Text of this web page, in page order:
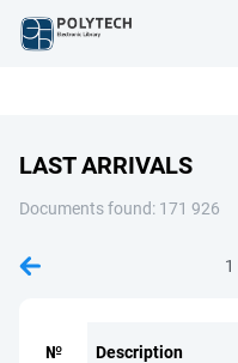
LAST ARRIVALS
Documents found: 171 926
1
№ Description